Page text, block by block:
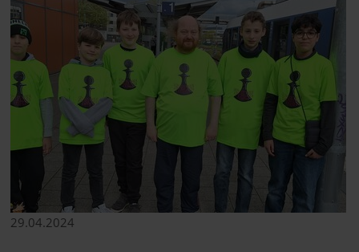
29.04.2024